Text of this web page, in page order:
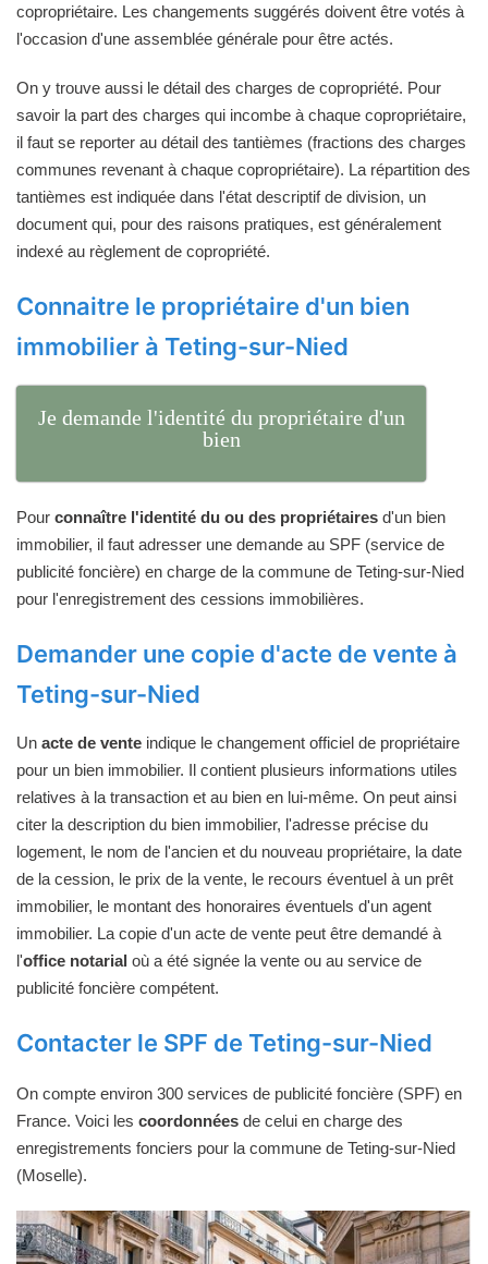
copropriétaire. Les changements suggérés doivent être votés à
l'occasion d'une assemblée générale pour être actés.
On y trouve aussi le détail des charges de copropriété. Pour
savoir la part des charges qui incombe à chaque copropriétaire,
il faut se reporter au détail des tantièmes (fractions des charges
communes revenant à chaque copropriétaire). La répartition des
tantièmes est indiquée dans l'état descriptif de division, un
document qui, pour des raisons pratiques, est généralement
indexé au règlement de copropriété.
Connaitre le propriétaire d'un bien
immobilier à Teting-sur-Nied
Je demande l'identité du propriétaire d'un
bien
Pour connaître l'identité du ou des propriétaires d'un bien
immobilier, il faut adresser une demande au SPF (service de
publicité foncière) en charge de la commune de Teting-sur-Nied
pour l'enregistrement des cessions immobilières.
Demander une copie d'acte de vente à
Teting-sur-Nied
Un acte de vente indique le changement officiel de propriétaire
pour un bien immobilier. Il contient plusieurs informations utiles
relatives à la transaction et au bien en lui-même. On peut ainsi
citer la description du bien immobilier, l'adresse précise du
logement, le nom de l'ancien et du nouveau propriétaire, la date
de la cession, le prix de la vente, le recours éventuel à un prêt
immobilier, le montant des honoraires éventuels d'un agent
immobilier. La copie d'un acte de vente peut être demandé à
l'office notarial où a été signée la vente ou au service de
publicité foncière compétent.
Contacter le SPF de Teting-sur-Nied
On compte environ 300 services de publicité foncière (SPF) en
France. Voici les coordonnées de celui en charge des
enregistrements fonciers pour la commune de Teting-sur-Nied
(Moselle).